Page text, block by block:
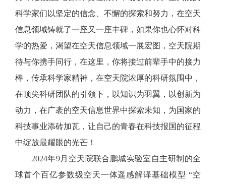
科学家们以坚定的信念、不懈的探索和努力，在空天
信息领域铸就了一座又一座丰碑，如果你也心怀对科
学的热爱，渴望在空天信息领域一展宏图，空天院期
待与你携手同行，在这里，你将接过前辈手中的接力
棒，传承科学家精神，在空天院浓厚的科研氛围中，
在顶尖科研团队的引领下，以知识为羽翼，以创新为
动力，在广袤的空天信息世界中探索未知，为国家的
科技事业添砖加瓦，让自己的青春在科技报国的征程
中绽放最耀眼的光芒！
2024年9月空天院联合鹏城实验室自主研制的全
球首个百亿参数级空天一体遥感解译基础模型 “空